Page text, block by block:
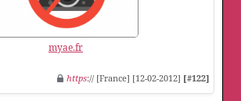
myae.fr
https:// [France] [12-02-2012] [#122]